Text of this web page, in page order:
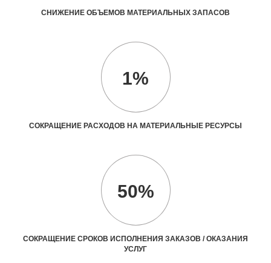
СНИЖЕНИЕ ОБЪЕМОВ МАТЕРИАЛЬНЫХ ЗАПАСОВ
1%
СОКРАЩЕНИЕ РАСХОДОВ НА МАТЕРИАЛЬНЫЕ РЕСУРСЫ
50%
СОКРАЩЕНИЕ СРОКОВ ИСПОЛНЕНИЯ ЗАКАЗОВ / ОКАЗАНИЯ
УСЛУГ